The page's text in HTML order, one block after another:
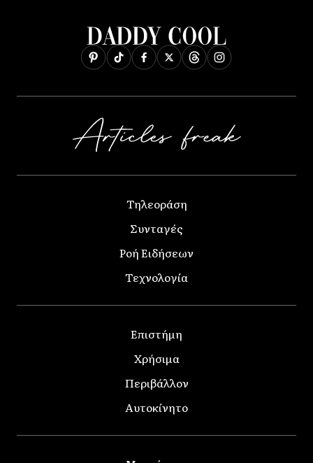
Τηλεοράση
Συνταγές
Ροή Ειδήσεων
Τεχνολογία
Επιστήμη
Χρήσιμα
Περιβάλλον
Αυτοκίνητο